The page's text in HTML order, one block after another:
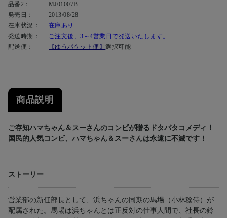
品番2：
MJ01007B
発売日：
2013/08/28
在庫状況：
在庫あり
発送時期：
ご注文後、3～4営業日で発送いたします。
配送便：
【ゆうパケット便】選択可能
商品説明
ご存知ハマちゃん＆スーさんのコンビが贈るドタバタコメディ！
国民的人気コンビ、ハマちゃん＆スーさんは永遠に不滅です！
ストーリー
営業部の新任部長として、浜ちゃんの同期の馬場（小林稔侍）が
配属された。馬場は浜ちゃんとは正反対の仕事人間で、社長の鈴